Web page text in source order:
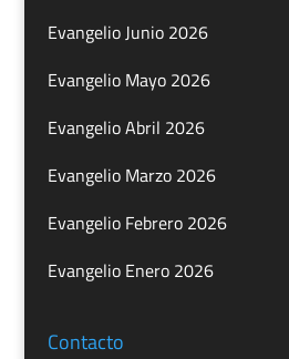
Evangelio Junio 2026
Evangelio Mayo 2026
Evangelio Abril 2026
Evangelio Marzo 2026
Evangelio Febrero 2026
Evangelio Enero 2026
Contacto